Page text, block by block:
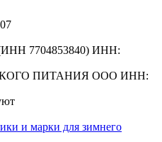
и марки для зимнего